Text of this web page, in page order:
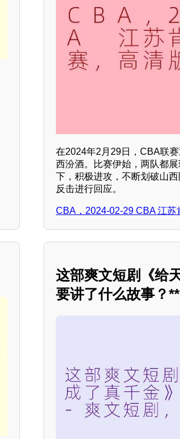
在2024年2月29日，CBA联
西汾酒。比赛伊始，两队都
下，积极进攻，不断划破山
反击进行回应。
CBA，2024-02-29 CBA 江
这部爽文短剧《给
要讲了什么故事？**